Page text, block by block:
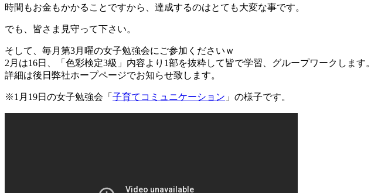
時間もお金もかかることですから、達成するのはとても大変な事です。
でも、皆さま見守って下さい。
そして、毎月第3月曜の女子勉強会にご参加くださいｗ
2月は16日、「色彩検定3級」内容より1部を抜粋して皆で学習、グループワークします。
詳細は後日弊社ホープページでお知らせ致します。
※1月19日の女子勉強会「 子育てコミュニケーション 」の様子です。